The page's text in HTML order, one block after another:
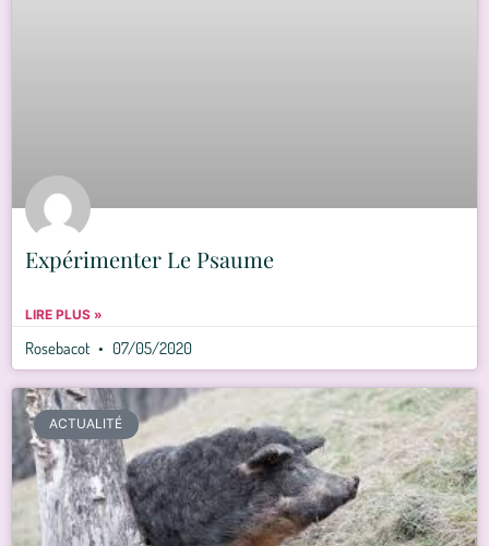
Expérimenter Le Psaume
LIRE PLUS »
Rosebacot 07/05/2020
ACTUALITÉ